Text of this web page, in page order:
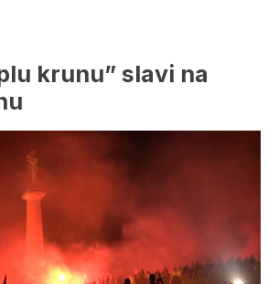
krunu” slavi na